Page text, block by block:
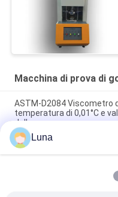
Macchina di prova di
ASTM-D2084 Viscometro
temperatura di 0,01°C e
della gomma
Macchina di prova di
del chip reometro di
Tester di impatto digitale
Luna